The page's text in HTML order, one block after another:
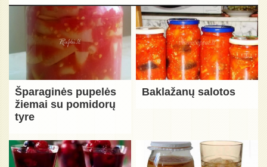
Šparaginės pupelės
žiemai su pomidorų
tyre
Baklažanų salotos